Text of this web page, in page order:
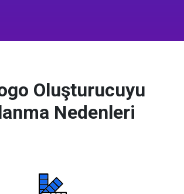
Oluşturucuyu
Nedenleri